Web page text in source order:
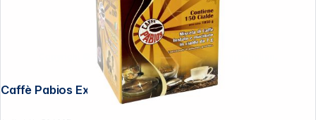
Caffè Pabios Extra Bar 150 Pads ESE
Copyright © 2001 - 2026 DGH - Alle Rechte vorbehalten.